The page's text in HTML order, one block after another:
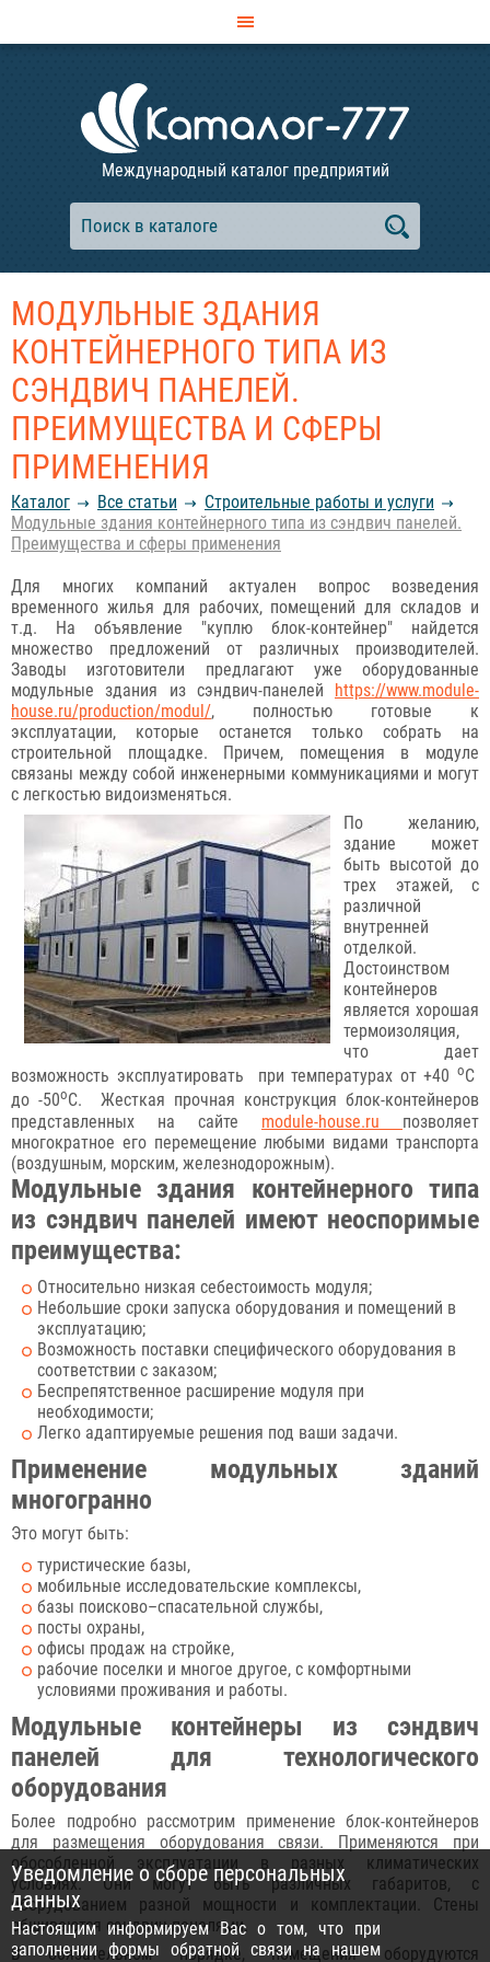
Международный каталог предприятий
МОДУЛЬНЫЕ ЗДАНИЯ
КОНТЕЙНЕРНОГО ТИПА ИЗ
СЭНДВИЧ ПАНЕЛЕЙ.
ПРЕИМУЩЕСТВА И СФЕРЫ
ПРИМЕНЕНИЯ
Каталог Все статьи
Строительные работы и услуги
Модульные здания контейнерного типа из сэндвич панелей.
Преимущества и сферы применения
Для многих компаний актуален вопрос возведения
временного жилья для рабочих, помещений для складов и
т.д. На объявление "куплю блок-контейнер" найдется
множество предложений от различных производителей.
Заводы изготовители предлагают уже оборудованные
модульные здания из сэндвич-панелей https://www.module-
house.ru/production/modul/, полностью готовые к
эксплуатации, которые останется только собрать на
строительной площадке. Причем, помещения в модуле
связаны между собой инженерными коммуникациями и могут
с легкостью видоизменяться.
По желанию,
здание может
быть высотой до
трех этажей, с
различной
внутренней
отделкой.
Достоинством
контейнеров
является хорошая
термоизоляция,
что дает
возможность эксплуатировать при температурах от +40 оС
до -50оС. Жесткая прочная конструкция блок-контейнеров
представленных на сайте module-house.ru позволяет
многократное его перемещение любыми видами транспорта
(воздушным, морским, железнодорожным).
Модульные здания контейнерного типа
из сэндвич панелей имеют неоспоримые
преимущества:
Относительно низкая себестоимость модуля;
Небольшие сроки запуска оборудования и помещений в
эксплуатацию;
Возможность поставки специфического оборудования в
соответствии с заказом;
Беспрепятственное расширение модуля при
необходимости;
Легко адаптируемые решения под ваши задачи.
Применение модульных зданий
многогранно
Это могут быть:
туристические базы,
мобильные исследовательские комплексы,
базы поисково–спасательной службы,
посты охраны,
офисы продаж на стройке,
рабочие поселки и многое другое, с комфортными
условиями проживания и работы.
Модульные контейнеры из сэндвич
панелей для технологического
оборудования
Более подробно рассмотрим применение блок-контейнеров
для размещения оборудования связи. Применяются при
обособленной эксплуатации в разных климатических
условиях. Они могут быть различных габаритов, с
оборудованием разной мощности и комплектации. Стены
обшиваются сэндвич-панелями.
В обязательном порядке, помещения оборудуются
Уведомление о сборе персональных
данных
Настоящим информируем Вас о том, что при
заполнении формы обратной связи на нашем